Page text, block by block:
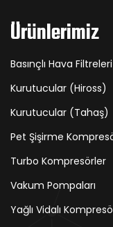
Ürünlerimiz
Basınçlı Hava Filtreleri
Kurutucular (Hiross)
Kurutucular (Tahaş)
Pet Şişirme
Turbo Kompresörler
Vakum Pompaları
Yağlı Vidalı